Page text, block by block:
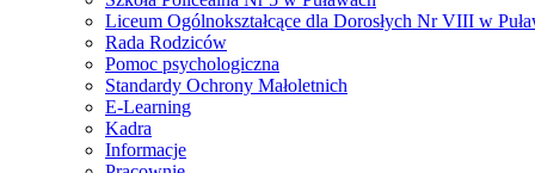
Liceum Ogólnokształcące dla Dorosłych Nr VIII w
Rada Rodziców
Pomoc psychologiczna
Standardy Ochrony Małoletnich
E-Learning
Kadra
Informacje